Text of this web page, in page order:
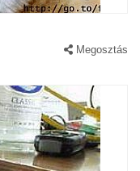
Megosztás